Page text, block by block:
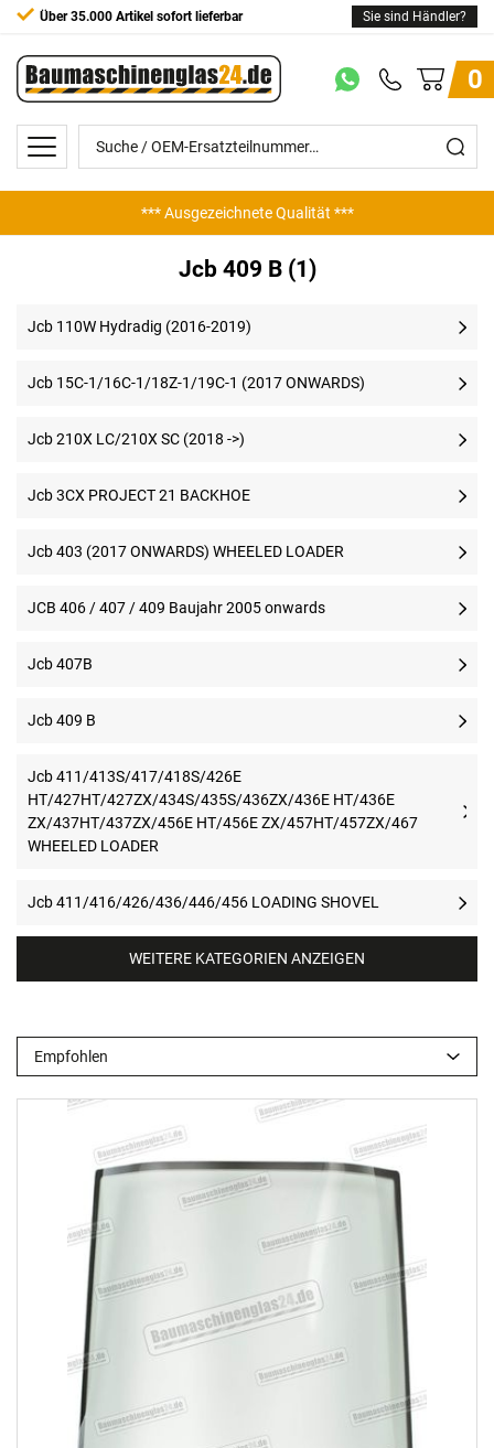
Über 35.000 Artikel sofort lieferbar Sie sind Händler?
0
*** Ausgezeichnete Qualität ***
Jcb 409 B (1)
Jcb 110W Hydradig (2016-2019)
Jcb 15C-1/16C-1/18Z-1/19C-1 (2017 ONWARDS)
Jcb 210X LC/210X SC (2018 ->)
Jcb 3CX PROJECT 21 BACKHOE
Jcb 403 (2017 ONWARDS) WHEELED LOADER
JCB 406 / 407 / 409 Baujahr 2005 onwards
Jcb 407B
Jcb 409 B
Jcb 411/413S/417/418S/426E
HT/427HT/427ZX/434S/435S/436ZX/436E HT/436E
ZX/437HT/437ZX/456E HT/456E ZX/457HT/457ZX/467
WHEELED LOADER
Jcb 411/416/426/436/446/456 LOADING SHOVEL
WEITERE KATEGORIEN ANZEIGEN